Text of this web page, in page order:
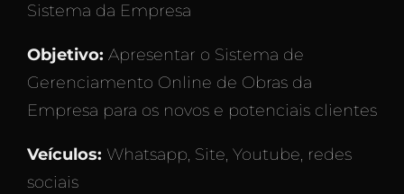
Sistema da Empresa
Objetivo: Apresentar o Sistema de
Gerenciamento Online de Obras da
Empresa para os novos e potenciais clientes
Veículos: Whatsapp, Site, Youtube, redes
sociais